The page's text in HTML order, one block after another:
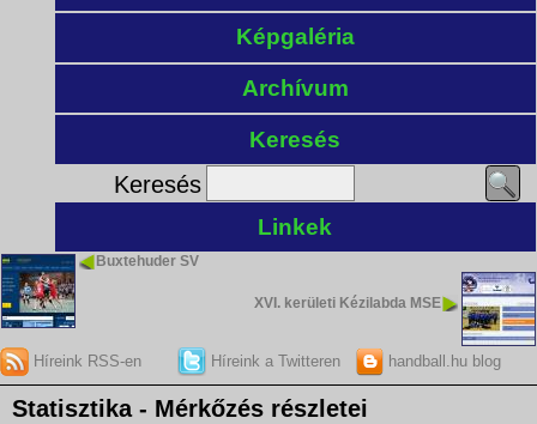
Képgaléria
Archívum
Keresés
Keresés
Linkek
Buxtehuder SV
XVI. kerületi Kézilabda MSE
Híreink RSS-en Híreink a Twitteren handball.hu blog
Statisztika - Mérkőzés részletei